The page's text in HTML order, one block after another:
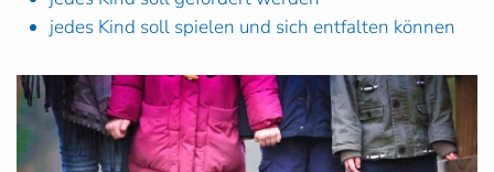
jedes Kind soll spielen und sich entfalten können